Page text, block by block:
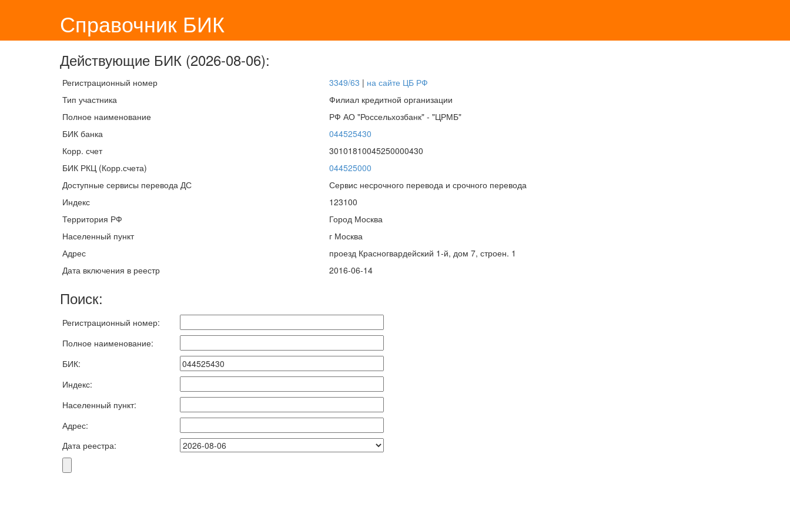
Справочник БИК
Действующие БИК (2026-08-06):
Регистрационный номер 3349/63 | на сайте ЦБ РФ
Тип участника
Филиал кредитной организации
Полное наименование
РФ АО "Россельхозбанк" - "ЦРМБ"
БИК банка
044525430
Корр. счет
30101810045250000430
БИК РКЦ (Корр.счета)
044525000
Доступные сервисы перевода ДС
Сервис несрочного перевода и срочного перевода
Индекс
123100
Территория РФ
Город Москва
Населенный пункт
г Москва
Адрес
проезд Красногвардейский 1-й, дом 7, строен. 1
Дата включения в реестр
2016-06-14
Поиск:
Регистрационный номер:
Полное наименование:
БИК:
Индекс:
Населенный пункт:
Адрес:
Дата реестра: